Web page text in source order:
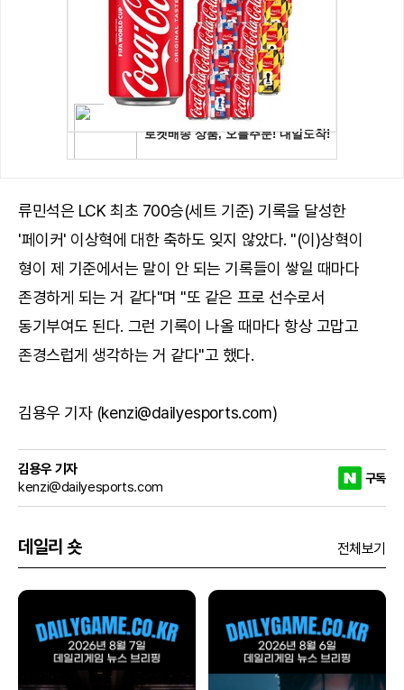
류민석은 LCK 최초 700승(세트 기준) 기록을 달성한
'페이커' 이상혁에 대한 축하도 잊지 않았다. "(이)상혁이
형이 제 기준에서는 말이 안 되는 기록들이 쌓일 때마다
존경하게 되는 거 같다"며 "또 같은 프로 선수로서
동기부여도 된다. 그런 기록이 나올 때마다 항상 고맙고
존경스럽게 생각하는 거 같다"고 했다.
김용우 기자 (kenzi@dailyesports.com)
김용우 기자
kenzi@dailyesports.com
구독
데일리 숏 전체보기